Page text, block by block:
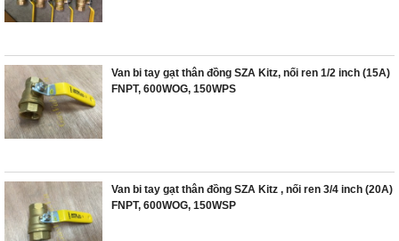
Van bi tay gạt thân đồng SZA Kitz, nối ren 1/2 inch (15A)
FNPT, 600WOG, 150WPS
Van bi tay gạt thân đồng SZA Kitz , nối ren 3/4 inch (20A)
FNPT, 600WOG, 150WSP